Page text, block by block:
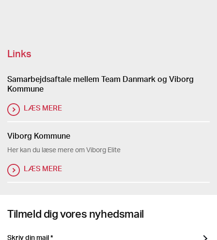
Links
Samarbejdsaftale mellem Team Danmark og Viborg
Kommune
LÆS MERE
Viborg Kommune
Her kan du læse mere om Viborg Elite
LÆS MERE
Tilmeld dig vores nyhedsmail